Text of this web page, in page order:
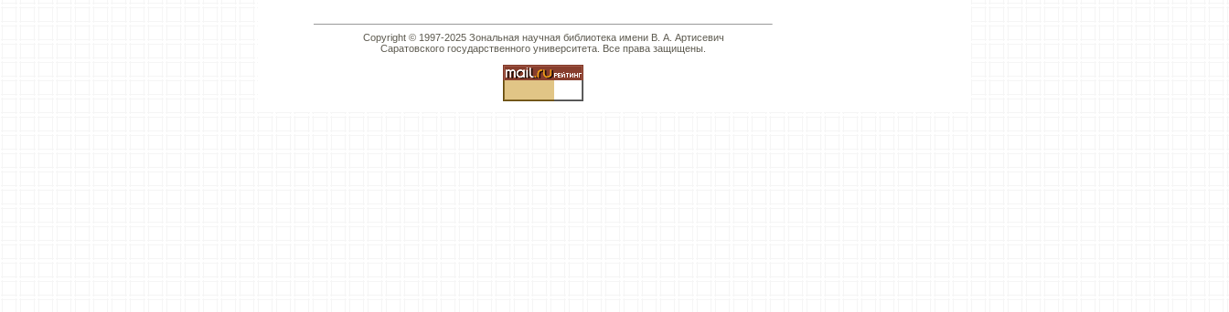
Copyright © 1997-2025 Зональная научная библиотека имени В. А. Артисевич
Саратовского государственного университета. Все права защищены.